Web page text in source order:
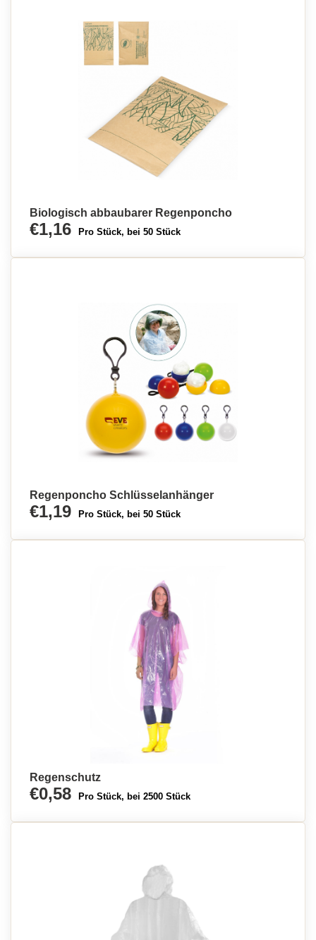
Biologisch abbaubarer Regenponcho
€1,16 Pro Stück, bei 50 Stück
Regenponcho Schlüsselanhänger
€1,19 Pro Stück, bei 50 Stück
Regenschutz
€0,58 Pro Stück, bei 2500 Stück